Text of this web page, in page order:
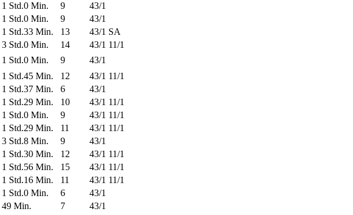
1 Std.0 Min. 9
43/1
1 Std.0 Min. 9
43/1
1 Std.33 Min. 13 43/1 SA
3 Std.0 Min. 14 43/1 11/1
1 Std.0 Min. 9
43/1
1 Std.45 Min. 12 43/1 11/1
1 Std.37 Min. 6
43/1
1 Std.29 Min. 10 43/1 11/1
1 Std.0 Min. 9 43/1 11/1
1 Std.29 Min. 11 43/1 11/1
3 Std.8 Min. 9
43/1
1 Std.30 Min. 12 43/1 11/1
1 Std.56 Min. 15 43/1 11/1
1 Std.16 Min. 11 43/1 11/1
1 Std.0 Min. 6
43/1
49 Min. 7
43/1